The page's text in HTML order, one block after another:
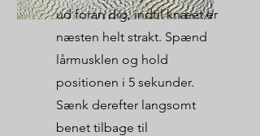
ud foran dig, indtil knæet er
næsten helt strakt. Spænd
lårmusklen og hold
positionen i 5 sekunder.
Sænk derefter langsomt
benet tilbage til